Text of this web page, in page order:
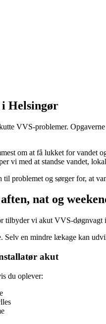
Helsingør
VVS-problemer.
om at få lukket for vandet
vi med at standse vandet,
problemet og sørger for, at
nat og
vi akut VVS-døgnvagt
Selv en mindre lækage kan
akut
du oplever: